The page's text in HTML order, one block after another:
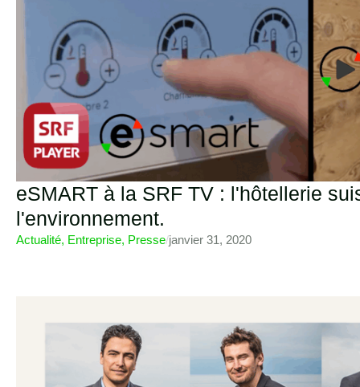
eSMART à la SRF TV : l'hôtellerie
l'environnement.
Actualité, Entreprise, Presse/janvier 31, 2020